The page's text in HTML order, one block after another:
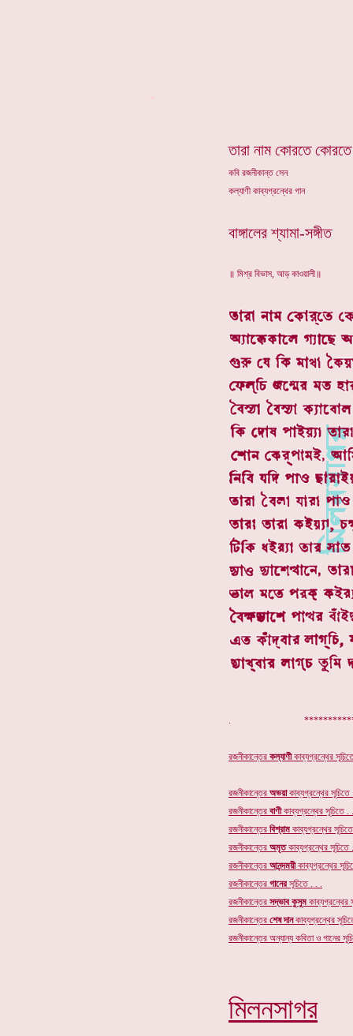
তারা নাম কোরতে
কবি রজনীকান্ত সেন
কল্যাণী কাব্যগ্রন্থের গান
বাঙ্গালের শ্যামা-সঙ্গীত
॥ মিশ্র বিভাস, আড় কাওয়ালী॥
.
রজনীকান্তের কল্যাণীকাব্যগ্রন্থের
রজনীকান্তের অভয়াকাব্যগ্রন্থের
রজনীকান্তের বাণীকাব্যগ্রন্থের সূচিতে .
রজনীকান্তের বিশ্রাম কাব্যগ্রন্থের
রজনীকান্তের অমৃতকাব্যগ্রন্থের সূচিতে
রজনীকান্তের আনন্দময়ীকাব্যগ্রন্থের
রজনীকান্তের গানেরসূচিতে . . .
রজনীকান্তের সদ্ভাব কুসুম কাব্যগ্রন্থের
রজনীকান্তের শেষ দানকাব্যগ্রন্থের
রজনীকান্তের অন্যান্য কবিতা ও গানের
মিলনসাগর